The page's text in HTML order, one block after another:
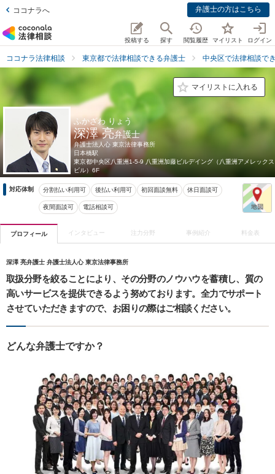
ココナラへ 弁護士の方はこちら
投稿する 探す 閲覧履歴 マイリスト ログイン
ココナラ法律相談 東京都で法律相談できる弁護士 中央区で法律相談で
マイリストに入れる
ふかざわ りょう
深澤 亮弁護士
弁護士法人心 東京法律事務所
日本橋駅
東京都中央区八重洲1-5-9 八重洲加藤ビルデイング（八重洲アメレックス
ビル）6F
対応体制 分割払い利用可 後払い利用可 初回面談無料 休日面談可
夜間面談可 電話相談可
プロフィール インタビュー 注力分野 事例紹介 料金表
深澤 亮弁護士 弁護士法人心 東京法律事務所
取扱分野を絞ることにより、その分野のノウハウを蓄積し、質の
高いサービスを提供できるよう努めております。全力でサポート
させていただきますので、お困りの際はご相談ください。
どんな弁護士ですか？